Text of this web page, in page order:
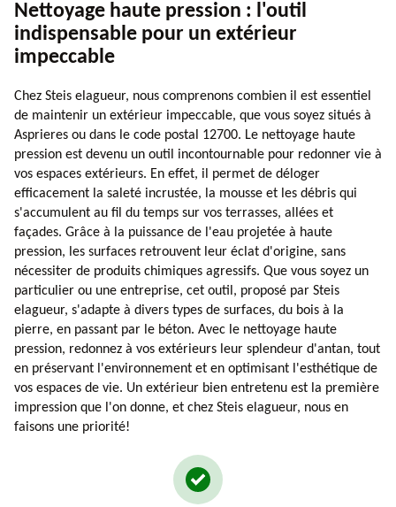
Nettoyage haute pression : l'outil
indispensable pour un extérieur
impeccable
Chez Steis elagueur, nous comprenons combien il est essentiel
de maintenir un extérieur impeccable, que vous soyez situés à
Asprieres ou dans le code postal 12700. Le nettoyage haute
pression est devenu un outil incontournable pour redonner vie à
vos espaces extérieurs. En effet, il permet de déloger
efficacement la saleté incrustée, la mousse et les débris qui
s'accumulent au fil du temps sur vos terrasses, allées et
façades. Grâce à la puissance de l'eau projetée à haute
pression, les surfaces retrouvent leur éclat d'origine, sans
nécessiter de produits chimiques agressifs. Que vous soyez un
particulier ou une entreprise, cet outil, proposé par Steis
elagueur, s'adapte à divers types de surfaces, du bois à la
pierre, en passant par le béton. Avec le nettoyage haute
pression, redonnez à vos extérieurs leur splendeur d'antan, tout
en préservant l'environnement et en optimisant l'esthétique de
vos espaces de vie. Un extérieur bien entretenu est la première
impression que l'on donne, et chez Steis elagueur, nous en
faisons une priorité!